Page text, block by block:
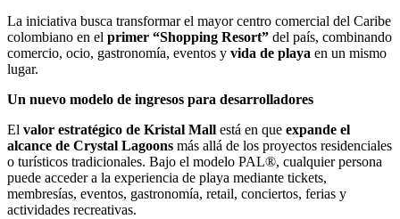
La iniciativa busca transformar el mayor centro comercial del Caribe
colombiano en el primer “Shopping Resort” del país, combinando
comercio, ocio, gastronomía, eventos y vida de playa en un mismo
lugar.
Un nuevo modelo de ingresos para desarrolladores
El valor estratégico de Kristal Mall está en que expande el
alcance de Crystal Lagoons más allá de los proyectos residenciales
o turísticos tradicionales. Bajo el modelo PAL®, cualquier persona
puede acceder a la experiencia de playa mediante tickets,
membresías, eventos, gastronomía, retail, conciertos, ferias y
actividades recreativas.